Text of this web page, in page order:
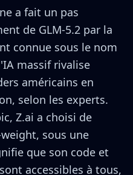
a fait un pas
de GLM-5.2 par la
connue sous le nom
massif rivalise
américains en
selon les experts.
Z.ai a choisi de
sous une
que son code et
accessibles à tous,